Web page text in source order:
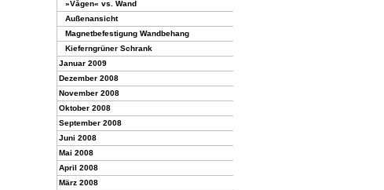
»Vågen« vs. Wand
Außenansicht
Magnetbefestigung Wandbehang
Kieferngrüner Schrank
Januar 2009
Dezember 2008
November 2008
Oktober 2008
September 2008
Juni 2008
Mai 2008
April 2008
März 2008